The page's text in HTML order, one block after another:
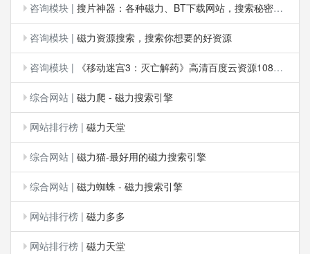
咨询模块| 搜片神器：各种磁力、BT下载网站，搜索秘密代码启动新世界
咨询模块| 磁力资源搜索，搜索你想要的好资源
咨询模块| 《移动迷宫3：灭亡解药》高清百度云资源1080P磁力链接迅雷下载
综合网站| 磁力爬 - 磁力搜索引擎
网站排行榜| 磁力天堂
综合网站| 磁力猫-最好用的磁力搜索引擎
综合网站| 磁力蜘蛛 - 磁力搜索引擎
网站排行榜| 磁力多多
网站排行榜| 磁力天堂